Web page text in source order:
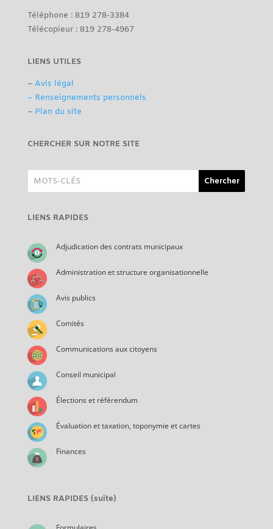
Téléphone : 819 278-3384
Télécopieur : 819 278-4967
LIENS UTILES
– Avis légal
– Renseignements personnels
– Plan du site
CHERCHER SUR NOTRE SITE
LIENS RAPIDES
Adjudication des contrats municipaux
Administration et structure organisationnelle
Avis publics
Comités
Communications aux citoyens
Conseil municipal
Élections et référendum
Évaluation et taxation, toponymie et cartes
Finances
LIENS RAPIDES (suite)